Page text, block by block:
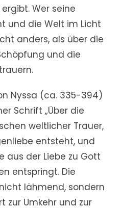
Wer seine
und die Welt im Licht
anders, als über die
und die
Nyssa (ca. 335-394)
Schrift „Über die
weltlicher Trauer,
entsteht, und
aus der Liebe zu Gott
entspringt. Die
lähmend, sondern
zur Umkehr und zur